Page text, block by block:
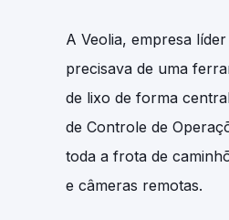
A Veolia, empresa
precisava de uma
de lixo de forma
de Controle de
toda a frota de
e câmeras remotas.